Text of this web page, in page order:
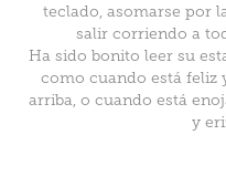
teclado, asomarse por
salir corriendo a
Ha sido bonito leer su
como cuando está feliz
arriba, o cuando está
y